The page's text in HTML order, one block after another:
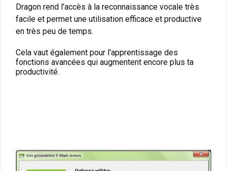
Dragon rend l'accès à la reconnaissance vocale très
facile et permet une utilisation efficace et productive
en très peu de temps.
Cela vaut également pour l'apprentissage des
fonctions avancées qui augmentent encore plus ta
productivité.